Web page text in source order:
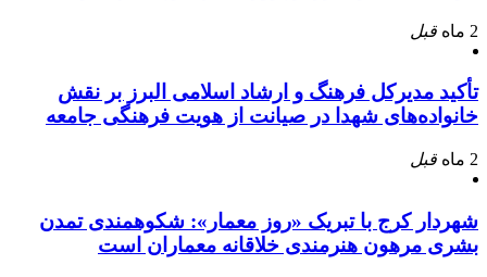
2 ماه قبل
تأکید مدیرکل فرهنگ و ارشاد اسلامی البرز بر نقش
خانواده‌های شهدا در صیانت از هویت فرهنگی جامعه
2 ماه قبل
شهردار کرج با تبریک «روز معمار»: شکوهمندی تمدن
بشری مرهون هنرمندی خلاقانه معماران است